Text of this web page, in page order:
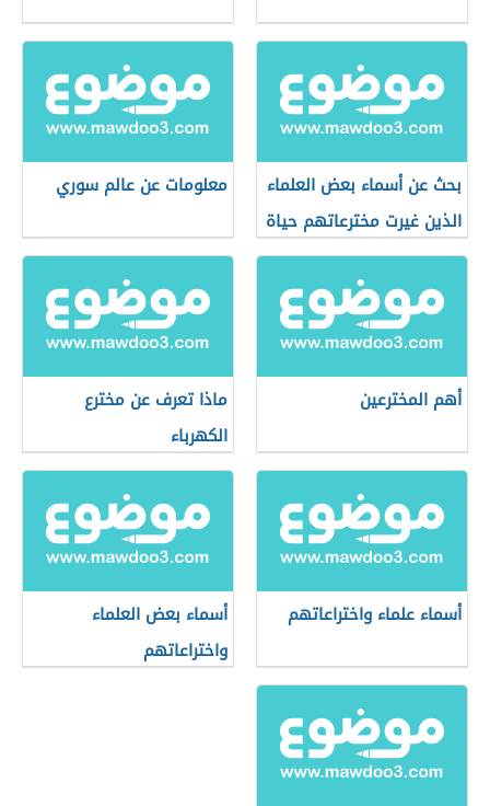
بحث عن أسماء بعض العلماء
الذين غيرت مخترعاتهم حياة
الإنسان
معلومات عن عالم سوري
أهم المخترعين
ماذا تعرف عن مخترع
الكهرباء
أسماء علماء واختراعاتهم
أسماء بعض العلماء
واختراعاتهم